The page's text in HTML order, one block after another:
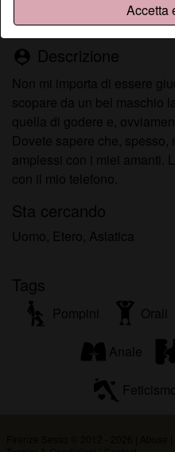
Accetta
person_pin Descrizione
Non mi importa di essere
scopare da un bel maschio
quella di godere e,
Dovete sapere che,
amplessi con i miei amanti.
con il mio telefono.
Sta cercando
Uomo, Etero, Asiatica
Tags
Pompini Orali
Anale